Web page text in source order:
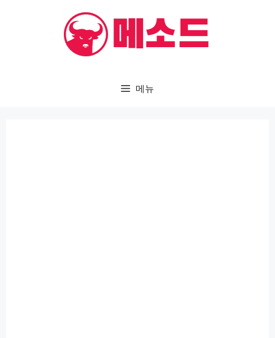
메뉴